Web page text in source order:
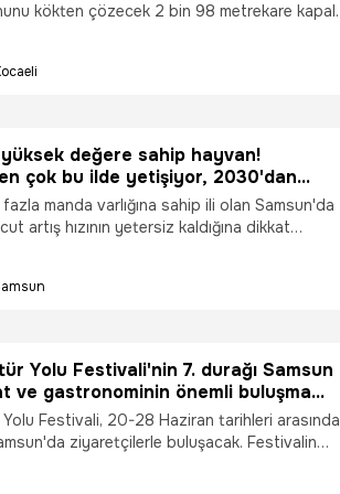
kökten çözecek 2 bin 98 metrekare kapalı
Büyükşehir Belediye Başkanı Tahir
başladı. Nakliye maliyetlerini düşürerek
çiftçinin cebinde kalmasını sağlayacak
can suyu olacak.
değere sahip hayvan!
çok bu ilde yetişiyor, 2030'dan
düşüş bekleniyor
manda varlığına sahip ili olan Samsun'da
artış hızının yetersiz kaldığına dikkat
Yolu Festivali'nin 7. durağı Samsun
ve gastronominin önemli buluşma
biri olacak
Festivali, 20-28 Haziran tarihleri arasında
ziyaretçilerle buluşacak. Festivalin